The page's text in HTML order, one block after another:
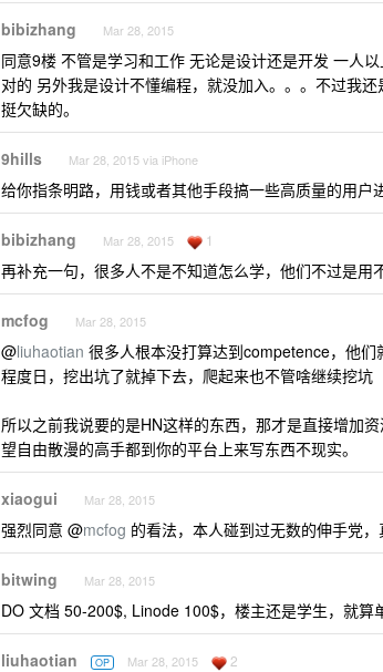
bibizhang Mar 28, 2015
同意9楼 不管是学习和工作 无论是设计还是开发 一人
对的 另外我是设计不懂编程，就没加入。。。不过我
挺欠缺的。
9hills Mar 28, 2015 via iPhone
给你指条明路，用钱或者其他手段搞一些高质量的用户
bibizhang Mar 28, 2015 1
再补充一句，很多人不是不知道怎么学，他们不过是用
mcfog Mar 28, 2015
@liuhaotian 很多人根本没打算达到competence，他
程度日，挖出坑了就掉下去，爬起来也不管啥继续挖坑
所以之前我说要的是HN这样的东西，那才是直接增加
望自由散漫的高手都到你的平台上来写东西不现实。
xiaogui Mar 28, 2015
强烈同意 @mcfog 的看法，本人碰到过无数的伸手党，
bitwing Mar 28, 2015
DO 文档 50-200$, Linode 100$，楼主还是学生，就算
liuhaotian OP Mar 28, 2015 2